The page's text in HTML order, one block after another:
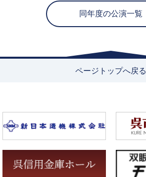
同年度の公演一覧
ページトップへ戻る